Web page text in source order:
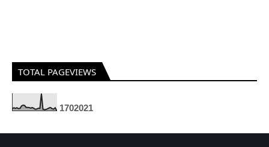
TOTAL PAGEVIEWS
1702021